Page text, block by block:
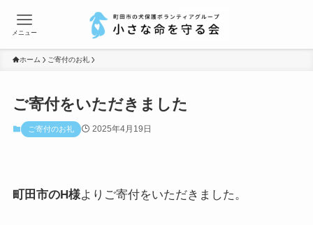
メニュー
ホーム ご寄付のお礼
ご寄付をいただきました
ご寄付のお礼 2025年4月19日
町田市のH様よりご寄付をいただきました。